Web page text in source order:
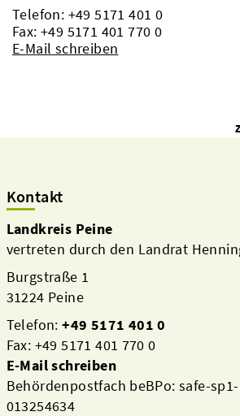
Telefon: +49 5171 401 0
Fax: +49 5171 401 770 0
E-Mail schreiben
Kontakt
Landkreis Peine
vertreten durch den Landrat
Burgstraße 1
31224 Peine
Telefon:+49 5171 401 0
Fax: +49 5171 401 770 0
E-Mail schreiben
Behördenpostfach beBPo: safe-
013254634